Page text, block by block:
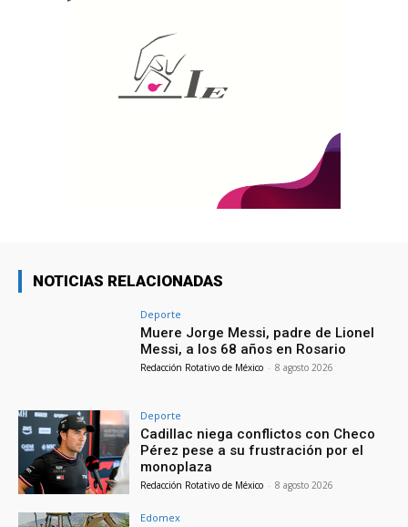
NOTICIAS RELACIONADAS
Deporte
Muere Jorge Messi, padre de Lionel
Messi, a los 68 años en Rosario
Redacción Rotativo de México - 8 agosto 2026
Deporte
Cadillac niega conflictos con Checo
Pérez pese a su frustración por el
monoplaza
Redacción Rotativo de México - 8 agosto 2026
Edomex